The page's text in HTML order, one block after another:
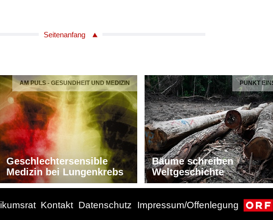
Seitenanfang
AM PULS - GESUNDHEIT UND MEDIZIN
Geschlechtersensible
Medizin bei Lungenkrebs
PUNKT
Bäume schreiben
Weltgeschichte
Kontakt Datenschutz Impressum/Offenlegung